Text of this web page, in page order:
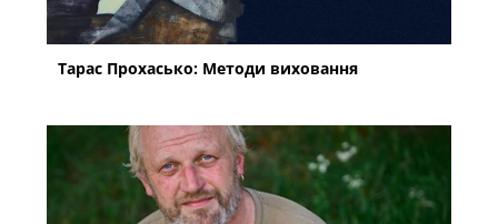
Тарас Прохасько: Методи виховання